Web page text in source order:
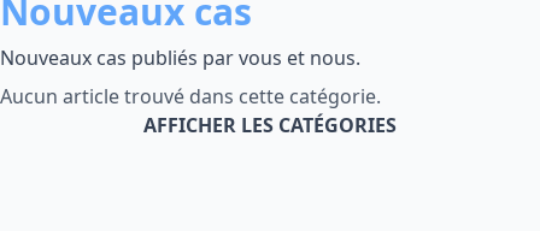
Nouveaux cas
Nouveaux cas publiés par vous et nous.
Aucun article trouvé dans cette catégorie.
AFFICHER LES CATÉGORIES